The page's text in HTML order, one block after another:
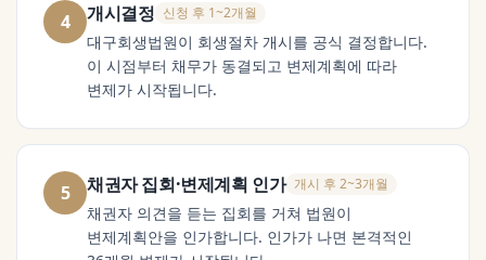
4 개시결정 신청 후 1~2개월
대구회생법원이 회생절차 개시를 공식 결정합니다.
이 시점부터 채무가 동결되고 변제계획에 따라
변제가 시작됩니다.
5 채권자 집회·변제계획 인가 개시 후 2~3개월
채권자 의견을 듣는 집회를 거쳐 법원이
변제계획안을 인가합니다. 인가가 나면 본격적인